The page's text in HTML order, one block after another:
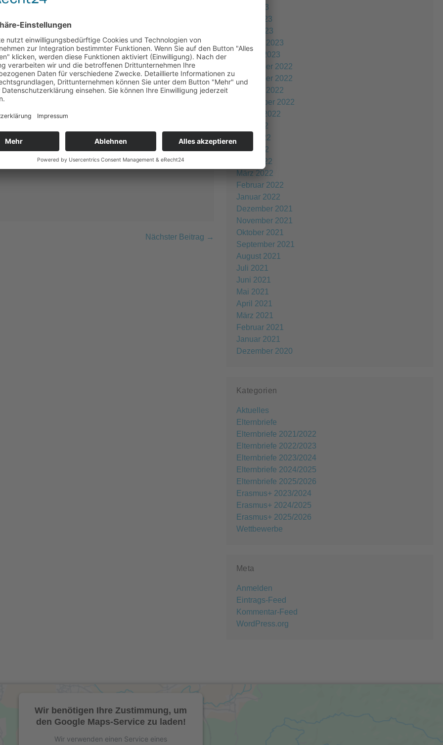
Nächster Beitrag →
Mai 2023
April 2023
März 2023
Februar 2023
Januar 2023
Dezember 2022
November 2022
Oktober 2022
September 2022
August 2022
Juli 2022
Juni 2022
Mai 2022
April 2022
März 2022
Februar 2022
Januar 2022
Dezember 2021
November 2021
Oktober 2021
September 2021
August 2021
Juli 2021
Juni 2021
Mai 2021
April 2021
März 2021
Februar 2021
Januar 2021
Dezember 2020
Kategorien
Aktuelles
Elternbriefe
Elternbriefe 2021/2022
Elternbriefe 2022/2023
Elternbriefe 2023/2024
Elternbriefe 2024/2025
Elternbriefe 2025/2026
Erasmus+ 2023/2024
Erasmus+ 2024/2025
Erasmus+ 2025/2026
Wettbewerbe
Meta
Anmelden
Eintrags-Feed
Kommentar-Feed
WordPress.org
Wir benötigen Ihre Zustimmung, um
den Google Maps-Service zu laden!
Wir verwenden einen Service eines